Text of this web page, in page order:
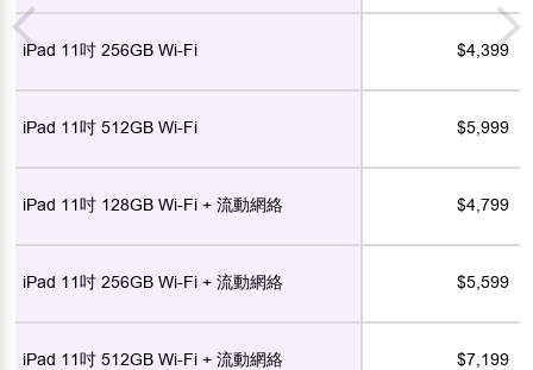
iPad 11吋 256GB Wi-Fi $4,399
iPad 11吋 512GB Wi-Fi $5,999
iPad 11吋 128GB Wi-Fi + 流動網絡 $4,799
iPad 11吋 256GB Wi-Fi + 流動網絡 $5,599
iPad 11吋 512GB Wi-Fi + 流動網絡 $7,199